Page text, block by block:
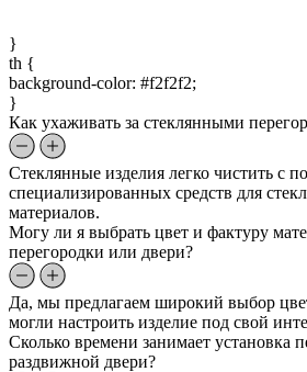
}
th {
background-color: #f2f2f2;
}
Как ухаживать за стеклянными
Стеклянные изделия легко чистить с
специализированных средств для
материалов.
Могу ли я выбрать цвет и фактуру
перегородки или двери?
Да, мы предлагаем широкий выбор
могли настроить изделие под свой
Сколько времени занимает установка
раздвижной двери?